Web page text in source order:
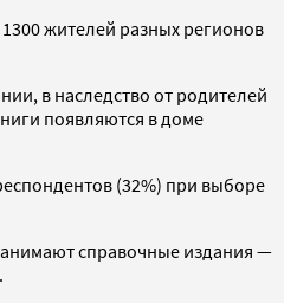
жителей разных регионов
в наследство от родителей
появляются в доме
(32%) при выборе
справочные издания —